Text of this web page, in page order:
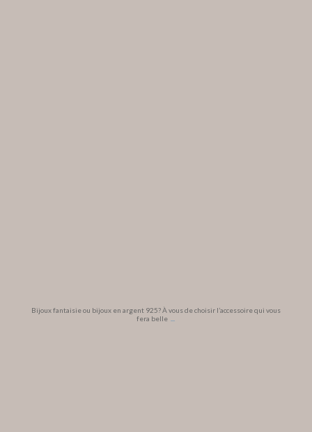
Bijoux fantaisie ou bijoux en argent 925? À vous de choisir l’accessoire qui vous
fera belle